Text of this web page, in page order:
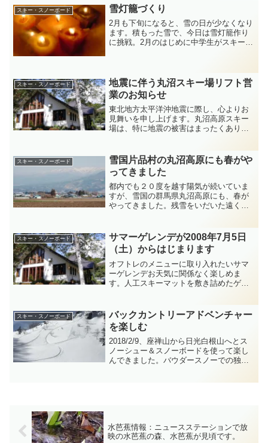
り返しています。さて、今日は、３月下
旬のある晴れた日、元プロ...
スキー・スノーボード 雪灯籠づくり
2月も下旬になると、雪の日が少なくなり
ます。積もった雪で、今日は雪灯籠作り
に挑戦。2月のはじめに中学生がスキー体
れは幻想的な世界だったので、記念写真
をと思って、とってみ...
スキー・スノーボード
地震に伴う丸沼スキー場リフト営
業のお知らせ
東北地方太平洋沖地震に際し、心よりお
見舞いを申し上げます。丸沼高原スキー
場は、特に地震の被害はまったくありま
は、リフトは第一、五、八、中央の四本
の営業になります。１４日...
スキー・スノーボード
雪国片品村の丸沼高原にも春がや
ってきました
都内でも２０度を越す陽気が続いていま
すが、雪国の群馬県丸沼高原にも、春が
やってきました。残雪をいだいた遠くの
ウィークの５月６日まで春スキー＆スノ
ーボードを楽しんでいただ...
スキー・スノーボード
サマーゲレンデが2008年7月5日
（土）からはじまります
オフトレのメニューに取り入れたいサマ
ーゲレンデお天気に関係なく楽しめま
す。人工スキーマットを敷き詰めたゲレ
ケット1日券2500円 3時間券2000円 体
験コース リフ...
スキー・スノーボード
バックカントリーアドベンチャー
を楽しむ
2018/2/9、座禅山から日光白根山へとス
ノーシュー＆スノーボードを使って楽し
んできました。バウダースノーでの独特
水芭蕉情報：ニュースステーションで放
映の水芭蕉の森、水芭蕉が見頃です。